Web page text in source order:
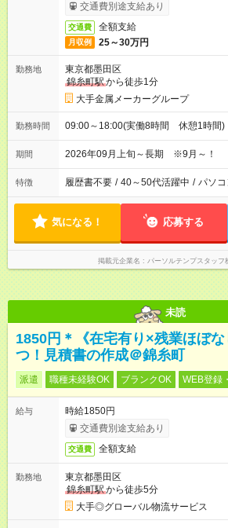
交通費別途支給あり
交通費 全額支給
月収例 25～30万円
勤務地
東京都墨田区
錦糸町駅から徒歩1分
大手金属メーカーグループ
勤務時間 09:00～18:00(実働8時間 休憩1時間)
期間 2026年09月上旬～長期 ※9月～！
特徴 履歴書不要 / 40～50代活躍中 / パソ
気になる！ 応募する
掲載元企業名 パーソルテンプスタッフ
未読
1850円＊《在宅有り×残業ほぼな
つ！見積書の作成＠錦糸町
派遣 職種未経験OK ブランクOK WEB登録
給与
時給1850円
交通費別途支給あり
交通費 全額支給
勤務地
東京都墨田区
錦糸町駅から徒歩5分
大手◎グローバル物流サービス